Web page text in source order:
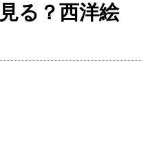
る？西洋絵